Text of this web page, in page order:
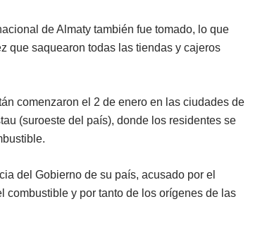
de Almaty también fue tomado, lo que
que saquearon todas las tiendas y cajeros
comenzaron el 2 de enero en las ciudades de
(suroeste del país), donde los residentes se
del Gobierno de su país, acusado por el
y por tanto de los orígenes de las